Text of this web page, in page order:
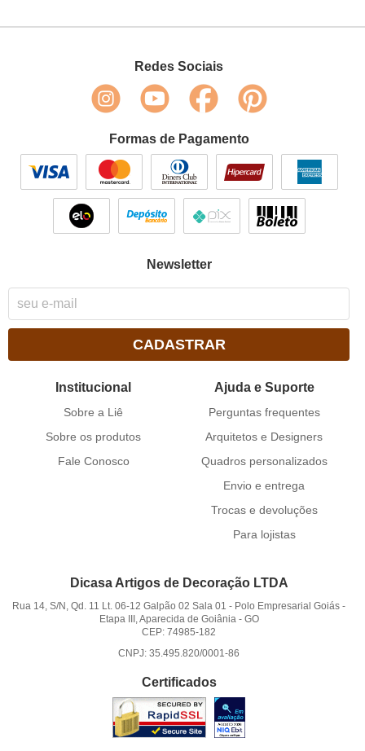
Redes Sociais
Formas de Pagamento
Newsletter
CADASTRAR
Institucional
Sobre a Liê
Sobre os produtos
Fale Conosco
Ajuda e Suporte
Perguntas frequentes
Arquitetos e Designers
Quadros personalizados
Envio e entrega
Trocas e devoluções
Para lojistas
Dicasa Artigos de Decoração LTDA
Rua 14, S/N, Qd. 11 Lt. 06-12 Galpão 02 Sala 01 - Polo Empresarial Goiás -
Etapa III, Aparecida de Goiânia- GO
CEP: 74985-182
CNPJ: 35.495.820/0001-86
Certificados